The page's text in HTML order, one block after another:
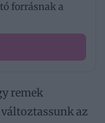
forrásnak a
remek
az